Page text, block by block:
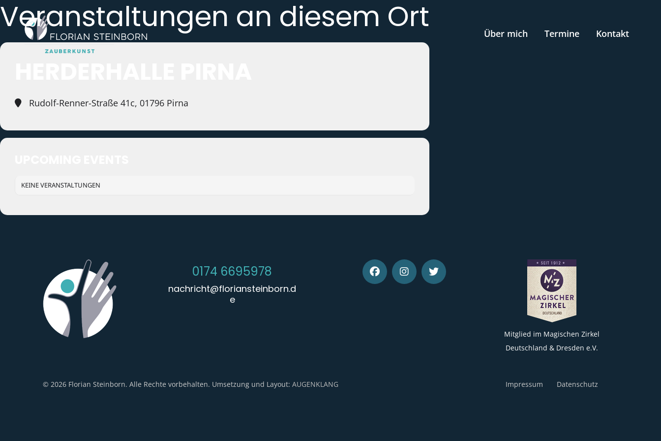
Über mich Termine Kontakt
Veranstaltungen an diesem Ort
Rudolf-Renner-Straße 41c, 01796 Pirna
KEINE VERANSTALTUNGEN
0174 6695978
nachricht@floriansteinborn.d
e
Mitglied im Magischen Zirkel
Deutschland & Dresden e.V.
© 2026 Florian Steinborn. Alle Rechte vorbehalten. Umsetzung und Layout: AUGENKLANG Impressum Datenschutz